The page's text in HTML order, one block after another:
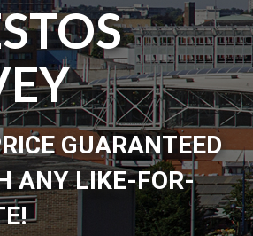
GUARANTEED
ANY LIKE-FOR-